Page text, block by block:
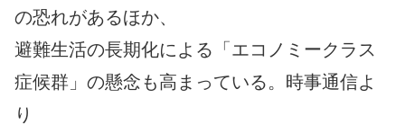
の恐れがあるほか、
避難生活の長期化による「エコノミークラス
症候群」の懸念も高まっている。時事通信よ
り